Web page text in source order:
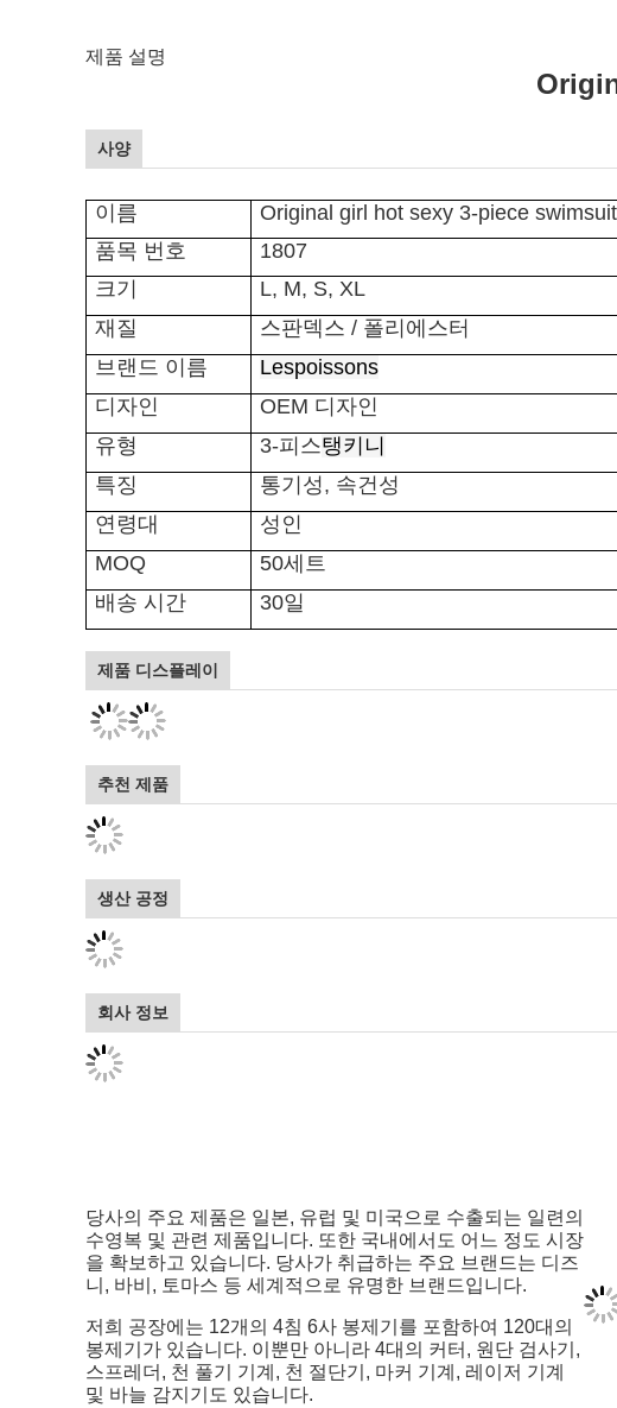
제품 설명
사양
이름
Original girl hot sexy 3-piece swimsuit
품목 번호
1807
크기
L, M, S, XL
재질
스판덱스 / 폴리에스터
브랜드 이름
Lespoissons
디자인
OEM 디자인
유형
3-피스탱키니
특징
통기성, 속건성
연령대
성인
MOQ
50세트
배송 시간
30일
제품 디스플레이
추천 제품
생산 공정
회사 정보
당사의 주요 제품은 일본, 유럽 및 미국으로 수출되는 일련의
수영복 및 관련 제품입니다. 또한 국내에서도 어느 정도 시장
을 확보하고 있습니다. 당사가 취급하는 주요 브랜드는 디즈
니, 바비, 토마스 등 세계적으로 유명한 브랜드입니다.
저희 공장에는 12개의 4침 6사 봉제기를 포함하여 120대의
봉제기가 있습니다. 이뿐만 아니라 4대의 커터, 원단 검사기,
스프레더, 천 풀기 기계, 천 절단기, 마커 기계, 레이저 기계
및 바늘 감지기도 있습니다.